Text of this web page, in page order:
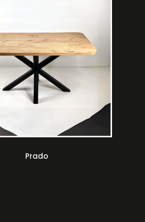
Prado